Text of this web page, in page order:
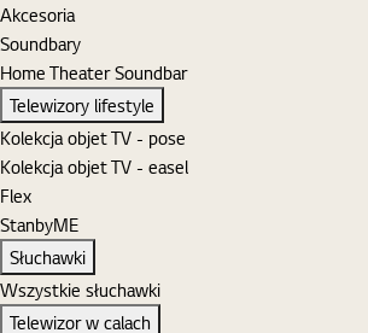
Akcesoria
Soundbary
Home Theater Soundbar
Telewizory lifestyle
Kolekcja objet TV - pose
Kolekcja objet TV - easel
Flex
StanbyME
Słuchawki
Wszystkie słuchawki
Telewizor w calach